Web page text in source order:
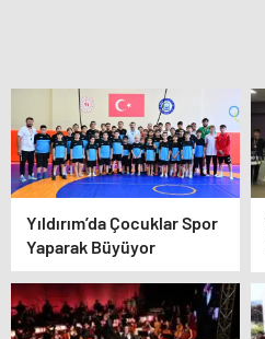
Yıldırım’da Çocuklar Spor
Yaparak Büyüyor